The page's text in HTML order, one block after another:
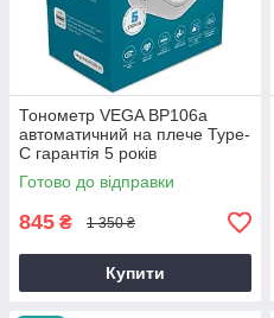
Тонометр VEGA BP106a
автоматичний на плече Type-
C гарантія 5 років
Готово до відправки
845 ₴ 1 350 ₴
Купити